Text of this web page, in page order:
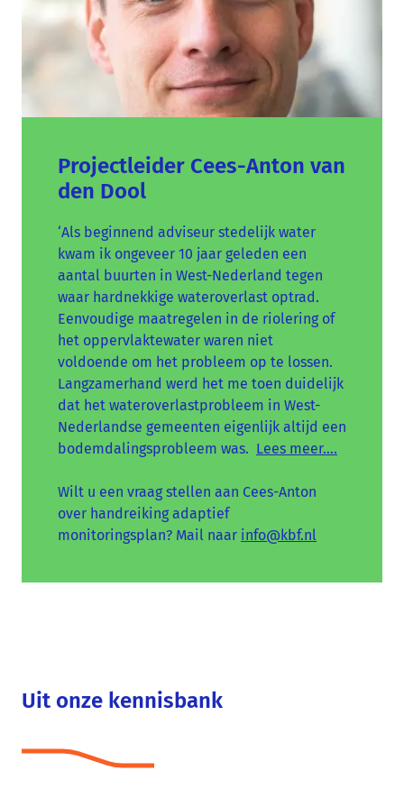
Projectleider Cees-Anton van
den Dool
‘Als beginnend adviseur stedelijk water
kwam ik ongeveer 10 jaar geleden een
aantal buurten in West-Nederland tegen
waar hardnekkige wateroverlast optrad.
Eenvoudige maatregelen in de riolering of
het oppervlaktewater waren niet
voldoende om het probleem op te lossen.
Langzamerhand werd het me toen duidelijk
dat het wateroverlastprobleem in West-
Nederlandse gemeenten eigenlijk altijd een
bodemdalingsprobleem was. Lees meer….
Wilt u een vraag stellen aan Cees-Anton
over handreiking adaptief
monitoringsplan? Mail naar info@kbf.nl
Uit onze kennisbank